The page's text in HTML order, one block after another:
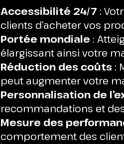
Accessibilité 24/7 :
clients d’acheter vos
Portée mondiale :
élargissant ainsi votre
Réduction des coûts :
peut augmenter votre
Personnalisation de
recommandations et
Mesure des
comportement des